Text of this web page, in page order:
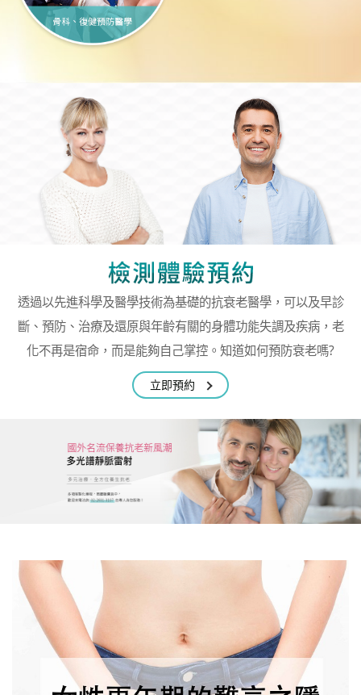
透過以先進科學及醫學技術為基礎的抗衰老醫學， 可以及早診
斷、預防、治療及還原與年齡有關的身體功能失調及疾病， 老
化不再是宿命，而是能夠自己掌控。 知道如何預防衰老嗎?
立即預約